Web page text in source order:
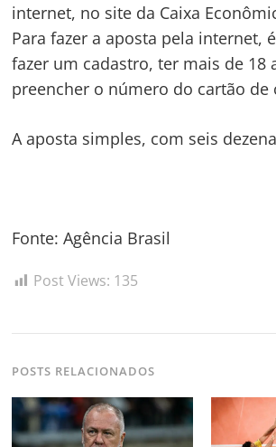
internet, no site da Caixa
Para fazer a aposta pela internet,
fazer um cadastro, ter mais de 18
preencher o número do cartão de
A aposta simples, com seis
Fonte: Agência Brasil
Post Views: 135
POSTS RELACIONADOS
Navegação
de